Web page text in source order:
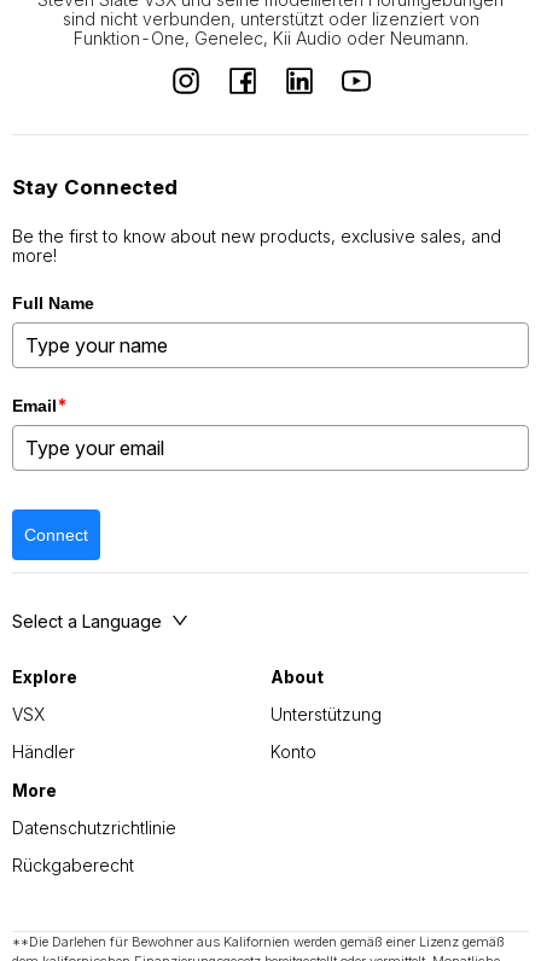
sind nicht verbunden, unterstützt oder lizenziert von
Funktion-One, Genelec, Kii Audio oder Neumann.
Explore
VSX
Händler
About
Unterstützung
Konto
More
Datenschutzrichtlinie
Rückgaberecht
Select a Language
**Die Darlehen für Bewohner aus Kalifornien werden gemäß einer Lizenz gemäß
Stay Connected
Be the first to know about new products, exclusive sales, and
more!
Full Name
Email*
Connect